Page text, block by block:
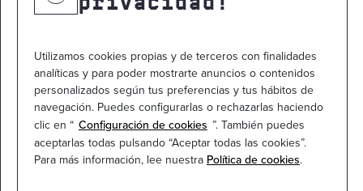
Utilizamos cookies propias y de terceros con finalidades
analíticas y para poder mostrarte anuncios o contenidos
personalizados según tus preferencias y tus hábitos de
navegación. Puedes configurarlas o rechazarlas haciendo
clic en “ Configuración de cookies ”. También puedes
aceptarlas todas pulsando “Aceptar todas las cookies”.
Para más información, lee nuestra Política de cookies.